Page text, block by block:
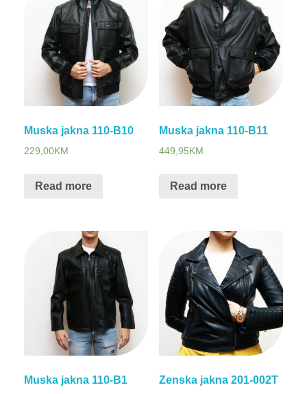
Muska jakna 110-B10
229,00KM
Read more
Muska jakna 110-B11
449,95 KM
Read more
Muska jakna 110-B1 Zenska jakna 201-002T